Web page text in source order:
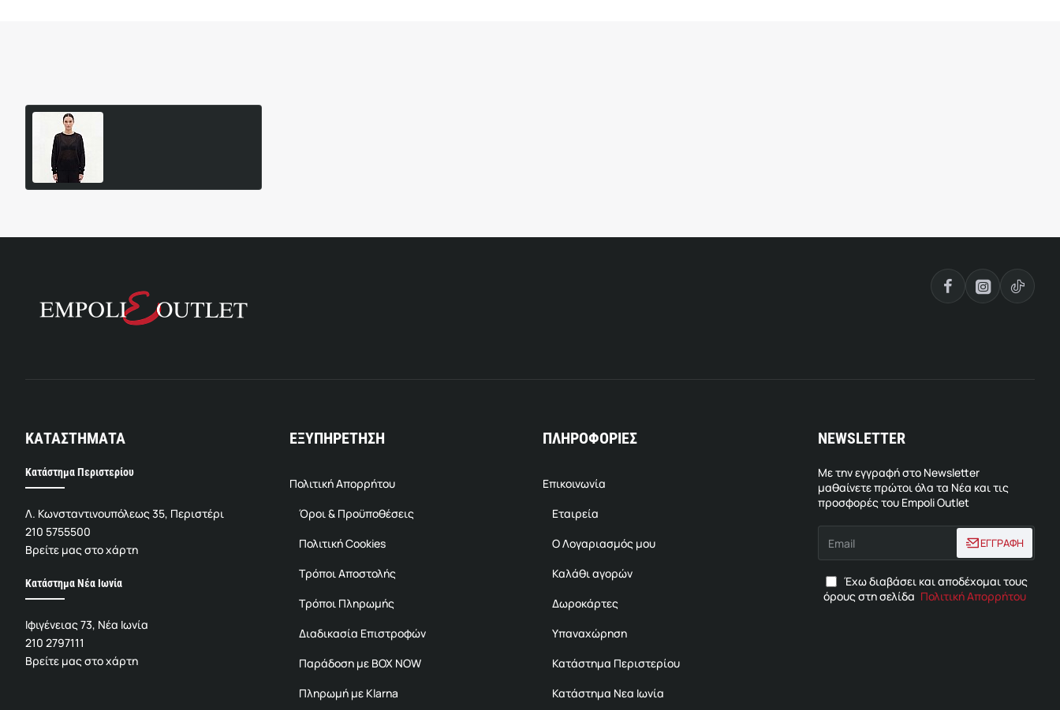
ΚΑΤΑΣΤΗΜΑΤΑ
Κατάστημα Περιστερίου
Λ. Κωνσταντινουπόλεως 35, Περιστέρι
210 5755500
Βρείτε μας στο χάρτη
Κατάστημα Νέα Ιωνία
Ιφιγένειας 73, Νέα Ιωνία
210 2797111
Βρείτε μας στο χάρτη
ΕΞΥΠΗΡΕΤΗΣΗ
Πολιτική Απορρήτου
Όροι & Προϋποθέσεις
Πολιτική Cookies
Τρόποι Αποστολής
Τρόποι Πληρωμής
Διαδικασία Επιστροφών
Παράδοση με BOX NOW
Πληρωμή με Klarna
ΠΛΗΡΟΦΟΡΙΕΣ
Επικοινωνία
Εταιρεία
Ο Λογαριασμός μου
Καλάθι αγορών
Δωροκάρτες
Υπαναχώρηση
Κατάστημα Περιστερίου
Κατάστημα Νεα Ιωνία
NEWSLETTER
Με την εγγραφή στο Newsletter
μαθαίνετε πρώτοι όλα τα Νέα και τις
προσφορές του Empoli Outlet
Email
ΕΓΓΡΑΦΗ
Έχω διαβάσει και αποδέχομαι τους
όρους στη σελίδα Πολιτική Απορρήτου